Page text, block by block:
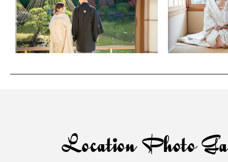
Location Photo